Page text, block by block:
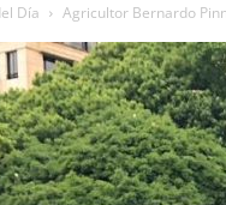
Día Agricultor Bernardo